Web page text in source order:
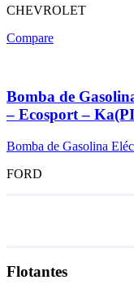
CHEVROLET
Compare
Bomba de
– Ecosport –
Bomba de Gasolina
FORD
Flotantes